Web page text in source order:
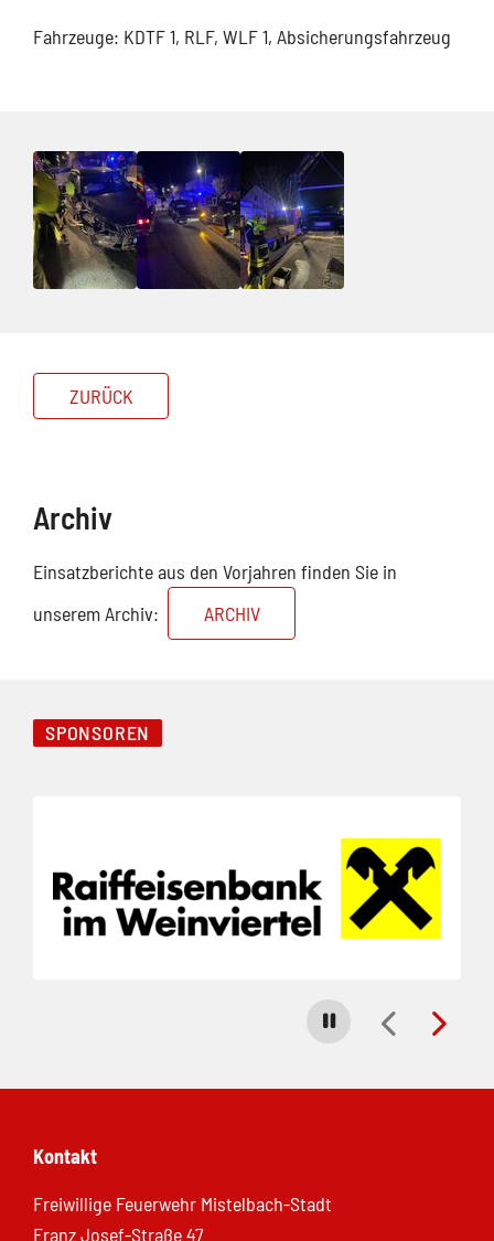
Fahrzeuge: KDTF 1, RLF, WLF 1, Absicherungsfahrzeug
ZURÜCK
Archiv
Einsatzberichte aus den Vorjahren finden Sie in
unserem Archiv:
ARCHIV
SPONSOREN
Carousel stoppen
Kontakt
Freiwillige Feuerwehr Mistelbach-Stadt
Franz Josef-Straße 47